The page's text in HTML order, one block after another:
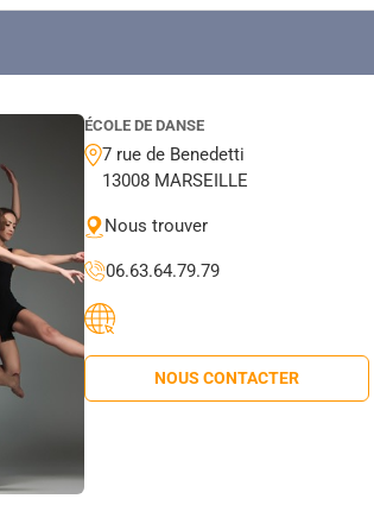
ÉCOLE DE DANSE
7 rue de Benedetti
13008 MARSEILLE
Nous trouver
06.63.64.79.79
NOUS CONTACTER